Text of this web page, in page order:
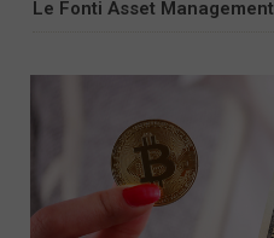
Le Fonti Asset Management